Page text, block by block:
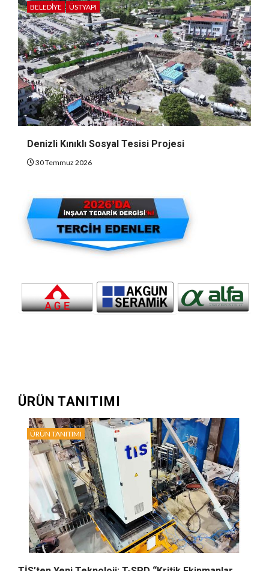
BELEDIYE ÜSTYAPI
Denizli Kınıklı Sosyal Tesisi Projesi
30 Temmuz 2026
ÜRÜN TANITIMI
ÜRÜN TANITIMI